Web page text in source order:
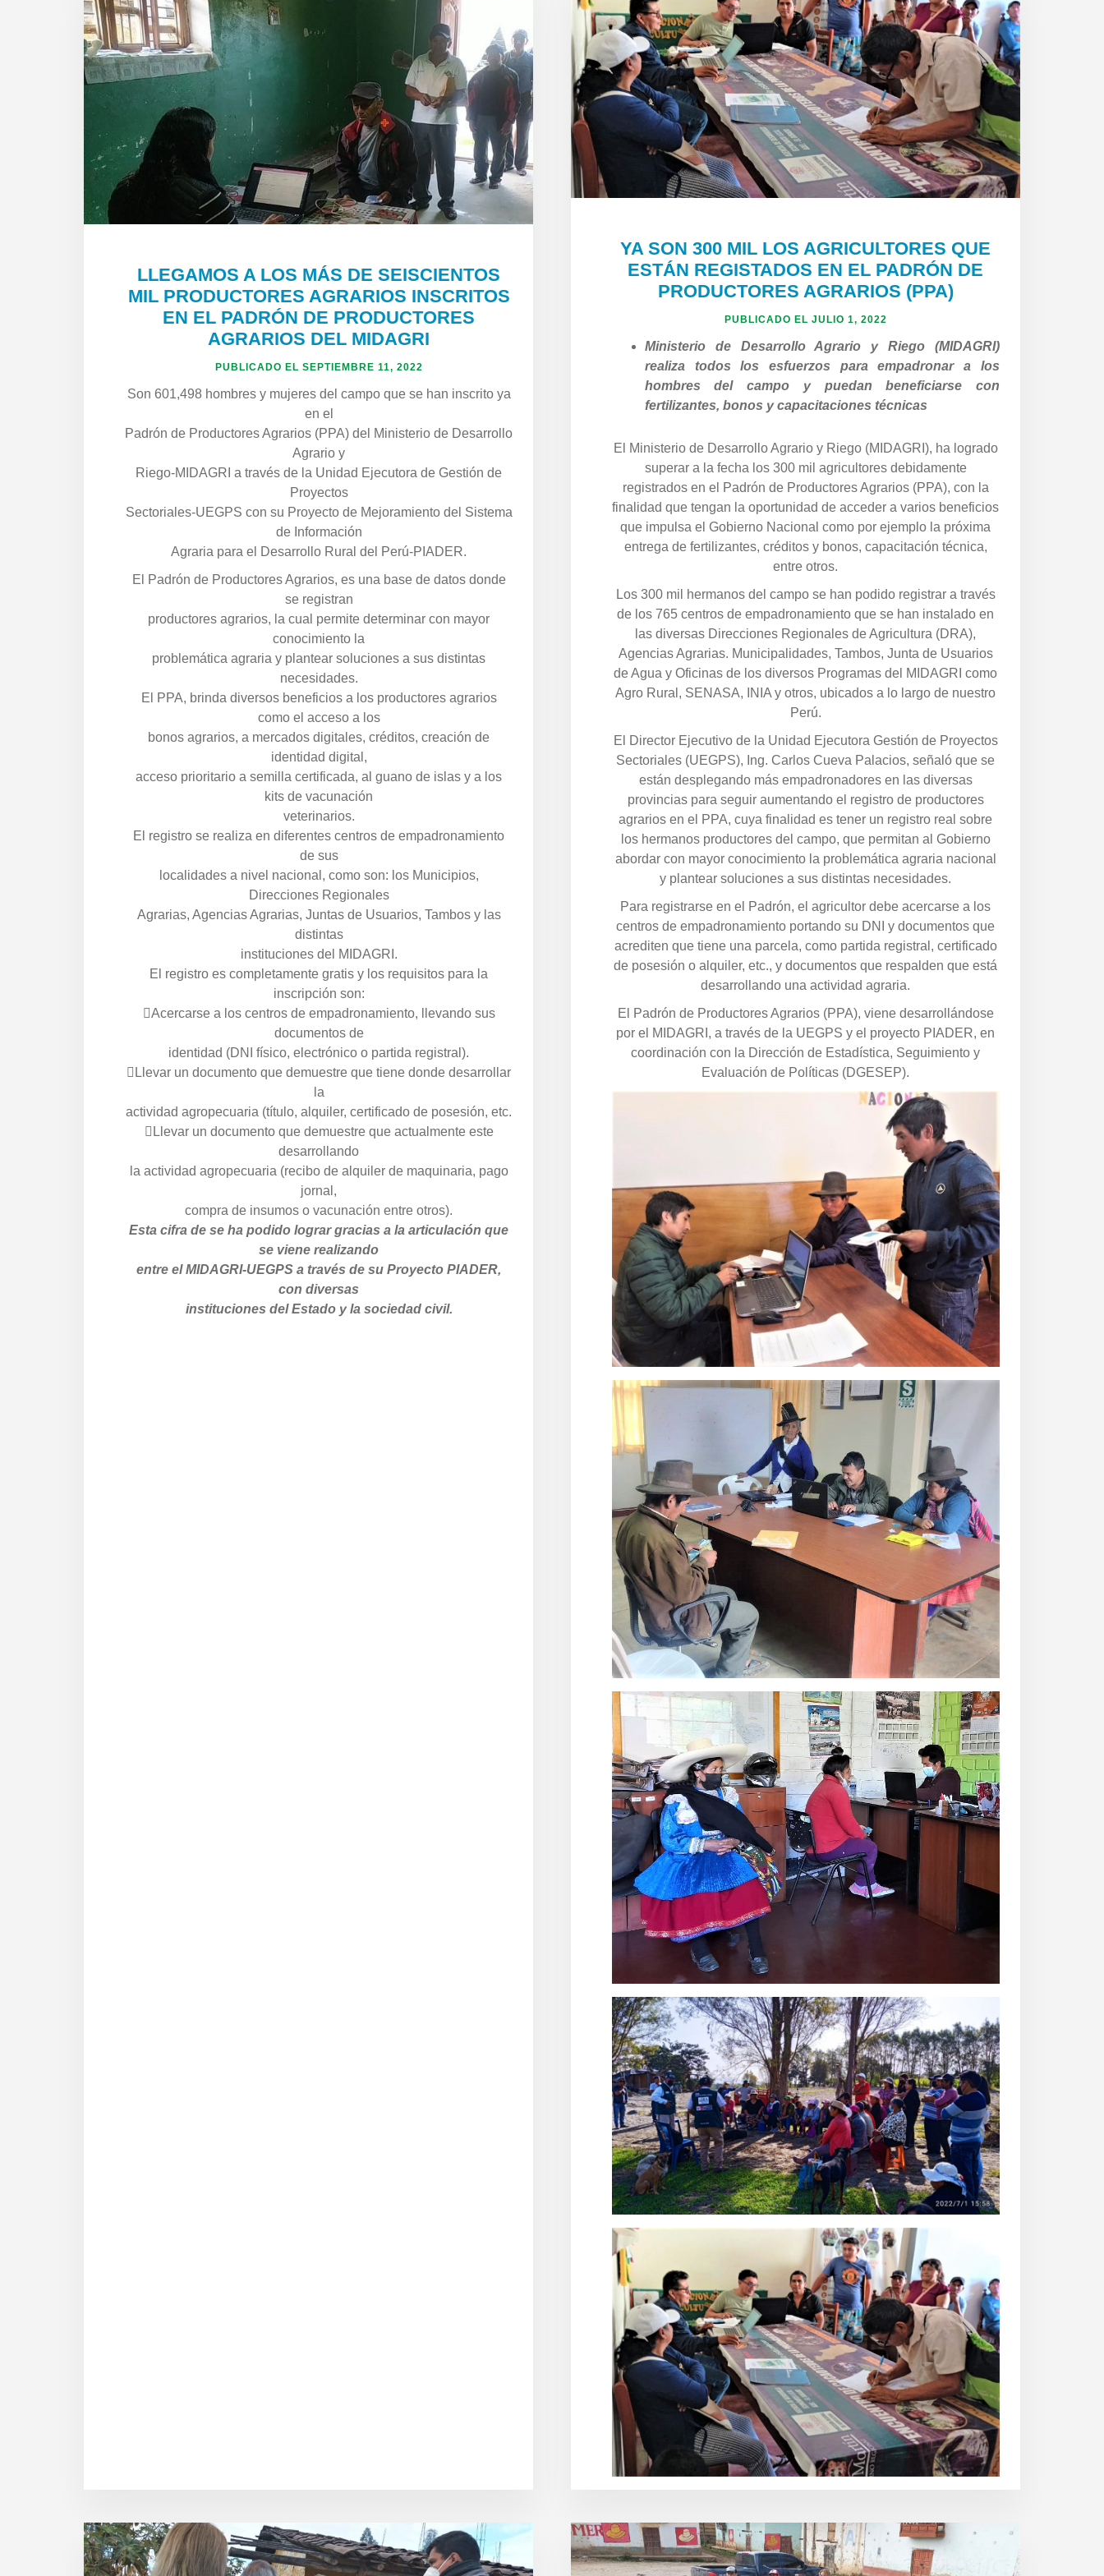
LLEGAMOS A LOS MÁS DE SEISCIENTOS
MIL PRODUCTORES AGRARIOS INSCRITOS
EN EL PADRÓN DE PRODUCTORES
AGRARIOS DEL MIDAGRI
PUBLICADO EL SEPTIEMBRE 11, 2022
Son 601,498 hombres y mujeres del campo que se han inscrito ya
en el
Padrón de Productores Agrarios (PPA) del Ministerio de Desarrollo
Agrario y
Riego-MIDAGRI a través de la Unidad Ejecutora de Gestión de
Proyectos
Sectoriales-UEGPS con su Proyecto de Mejoramiento del Sistema
de Información
Agraria para el Desarrollo Rural del Perú-PIADER.
El Padrón de Productores Agrarios, es una base de datos donde
se registran
productores agrarios, la cual permite determinar con mayor
conocimiento la
problemática agraria y plantear soluciones a sus distintas
necesidades.
El PPA, brinda diversos beneficios a los productores agrarios
como el acceso a los
bonos agrarios, a mercados digitales, créditos, creación de
identidad digital,
acceso prioritario a semilla certificada, al guano de islas y a los
kits de vacunación
veterinarios.
El registro se realiza en diferentes centros de empadronamiento
de sus
localidades a nivel nacional, como son: los Municipios,
Direcciones Regionales
Agrarias, Agencias Agrarias, Juntas de Usuarios, Tambos y las
distintas
instituciones del MIDAGRI.
El registro es completamente gratis y los requisitos para la
inscripción son:
Acercarse a los centros de empadronamiento, llevando sus
documentos de
identidad (DNI físico, electrónico o partida registral).
Llevar un documento que demuestre que tiene donde desarrollar
la
actividad agropecuaria (título, alquiler, certificado de posesión, etc.
Llevar un documento que demuestre que actualmente este
desarrollando
la actividad agropecuaria (recibo de alquiler de maquinaria, pago
jornal,
compra de insumos o vacunación entre otros).
Esta cifra de se ha podido lograr gracias a la articulación que
se viene realizando
entre el MIDAGRI-UEGPS a través de su Proyecto PIADER,
con diversas
instituciones del Estado y la sociedad civil.
YA SON 300 MIL LOS AGRICULTORES QUE
ESTÁN REGISTADOS EN EL PADRÓN DE
PRODUCTORES AGRARIOS (PPA)
PUBLICADO EL JULIO 1, 2022
Ministerio de Desarrollo Agrario y Riego (MIDAGRI)
realiza todos los esfuerzos para empadronar a los
hombres del campo y puedan beneficiarse con
fertilizantes, bonos y capacitaciones técnicas
El Ministerio de Desarrollo Agrario y Riego (MIDAGRI), ha logrado
superar a la fecha los 300 mil agricultores debidamente
registrados en el Padrón de Productores Agrarios (PPA), con la
finalidad que tengan la oportunidad de acceder a varios beneficios
que impulsa el Gobierno Nacional como por ejemplo la próxima
entrega de fertilizantes, créditos y bonos, capacitación técnica,
entre otros.
Los 300 mil hermanos del campo se han podido registrar a través
de los 765 centros de empadronamiento que se han instalado en
las diversas Direcciones Regionales de Agricultura (DRA),
Agencias Agrarias. Municipalidades, Tambos, Junta de Usuarios
de Agua y Oficinas de los diversos Programas del MIDAGRI como
Agro Rural, SENASA, INIA y otros, ubicados a lo largo de nuestro
Perú.
El Director Ejecutivo de la Unidad Ejecutora Gestión de Proyectos
Sectoriales (UEGPS), Ing. Carlos Cueva Palacios, señaló que se
están desplegando más empadronadores en las diversas
provincias para seguir aumentando el registro de productores
agrarios en el PPA, cuya finalidad es tener un registro real sobre
los hermanos productores del campo, que permitan al Gobierno
abordar con mayor conocimiento la problemática agraria nacional
y plantear soluciones a sus distintas necesidades.
Para registrarse en el Padrón, el agricultor debe acercarse a los
centros de empadronamiento portando su DNI y documentos que
acrediten que tiene una parcela, como partida registral, certificado
de posesión o alquiler, etc., y documentos que respalden que está
desarrollando una actividad agraria.
El Padrón de Productores Agrarios (PPA), viene desarrollándose
por el MIDAGRI, a través de la UEGPS y el proyecto PIADER, en
coordinación con la Dirección de Estadística, Seguimiento y
Evaluación de Políticas (DGESEP).